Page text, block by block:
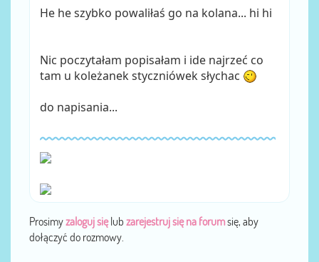
He he szybko powaliłaś go na kolana... hi hi
Nic poczytałam popisałam i ide najrzeć co
tam u koleżanek styczniówek słychac
do napisania...
Prosimyzaloguj sięlub zarejestruj się na forumsię, aby
dołączyć do rozmowy.